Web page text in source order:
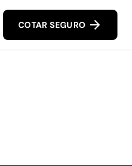
COTAR SEGURO